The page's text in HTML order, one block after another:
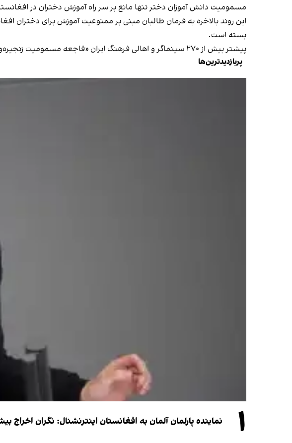
مسمومیت دانش آموزان دختر تنها مانع بر سر راه آموزش دختران در
این روند بالاخره به فرمان طالبان مبنی بر ممنوعیت آموزش برای دختران
بسته است.
پیشتر بیش از ۲۷۰ سینماگر و اهالی فرهنگ ایران «فاجعه‌ مسمومیت زنجیره‌وار» دانش‌آموزان دختر در مکاتب این کشور را «حمله وحشیانه طالبانی» خواندند و آنرا محکوم کردند.
پربازدیدترین‌ها
۱ نماینده پارلمان آلمان به افغانستان اینترنشنال: نگران